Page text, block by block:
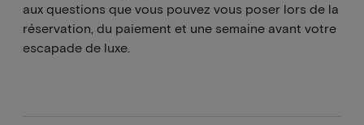
aux questions que vous pouvez vous poser lors de la
réservation, du paiement et une semaine avant votre
escapade de luxe.